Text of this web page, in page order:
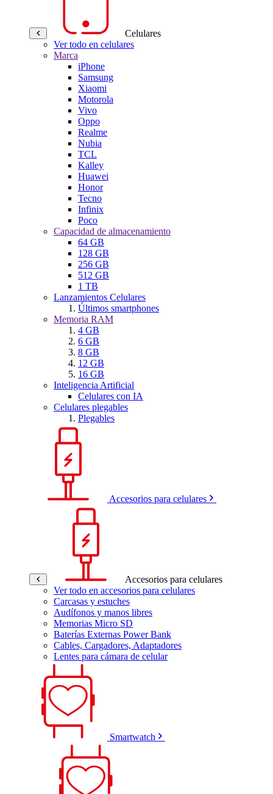
Celulares
Ver todo en celulares
Marca
iPhone
Samsung
Xiaomi
Motorola
Vivo
Oppo
Realme
Nubia
TCL
Kalley
Huawei
Honor
Tecno
Infinix
Poco
Capacidad de almacenamiento
64 GB
128 GB
256 GB
512 GB
1 TB
Lanzamientos Celulares
Últimos smartphones
Memoria RAM
4 GB
6 GB
8 GB
12 GB
16 GB
Inteligencia Artificial
Celulares con IA
Celulares plegables
Plegables
Accesorios para celulares
Accesorios para celulares
Ver todo en accesorios para celulares
Carcasas y estuches
Audífonos y manos libres
Memorias Micro SD
Baterías Externas Power Bank
Cables, Cargadores, Adaptadores
Lentes para cámara de celular
Smartwatch